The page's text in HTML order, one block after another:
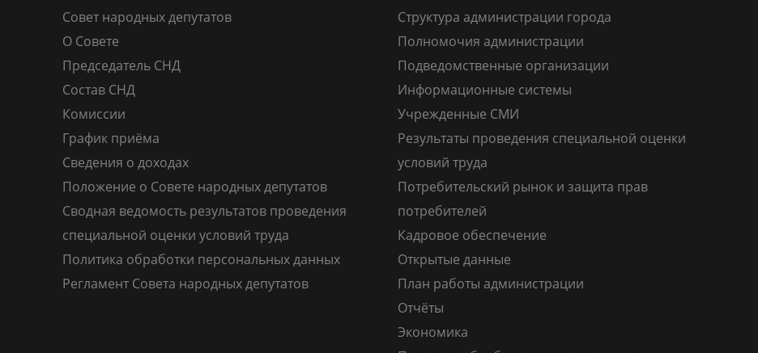
Совет народных депутатов
О Совете
Председатель СНД
Состав СНД
Комиссии
График приёма
Сведения о доходах
Положение о Совете народных депутатов
Сводная ведомость результатов проведения
специальной оценки условий труда
Политика обработки персональных данных
Регламент Совета народных депутатов
Структура администрации города
Полномочия администрации
Подведомственные организации
Информационные системы
Учрежденные СМИ
Результаты проведения специальной оценки
условий труда
Потребительский рынок и защита прав
потребителей
Кадровое обеспечение
Открытые данные
План работы администрации
Отчёты
Экономика